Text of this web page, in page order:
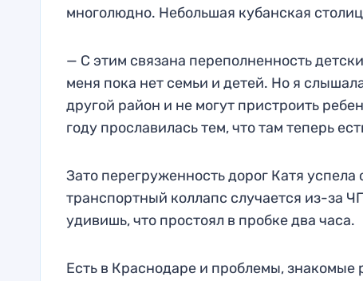
многолюдно. Небольшая кубанская
— С этим связана переполненность
меня пока нет семьи и детей. Но я
другой район и не могут пристроить
году прославилась тем, что там теперь
Зато перегруженность дорог Катя успела
транспортный коллапс случается из-за
удивишь, что простоял в пробке два часа.
Есть в Краснодаре и проблемы,